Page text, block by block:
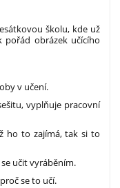
školu, kde už
obrázek učícího
v učení.
vyplňuje pracovní
ho to zajímá, tak si to
učit vyráběním.
se to učí.